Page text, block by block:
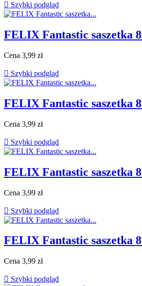
 Szybki podgląd
FELIX Fantastic saszetka
Cena 3,99 zł
 Szybki podgląd
FELIX Fantastic saszetka
Cena 3,99 zł
 Szybki podgląd
FELIX Fantastic saszetka
Cena 3,99 zł
 Szybki podgląd
FELIX Fantastic saszetka
Cena 3,99 zł
 Szybki podgląd